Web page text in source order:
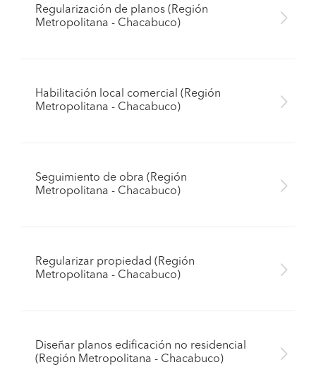
Regularización de planos (Región
Metropolitana - Chacabuco)
Habilitación local comercial (Región
Metropolitana - Chacabuco)
Seguimiento de obra (Región
Metropolitana - Chacabuco)
Regularizar propiedad (Región
Metropolitana - Chacabuco)
Diseñar planos edificación no residencial
(Región Metropolitana - Chacabuco)